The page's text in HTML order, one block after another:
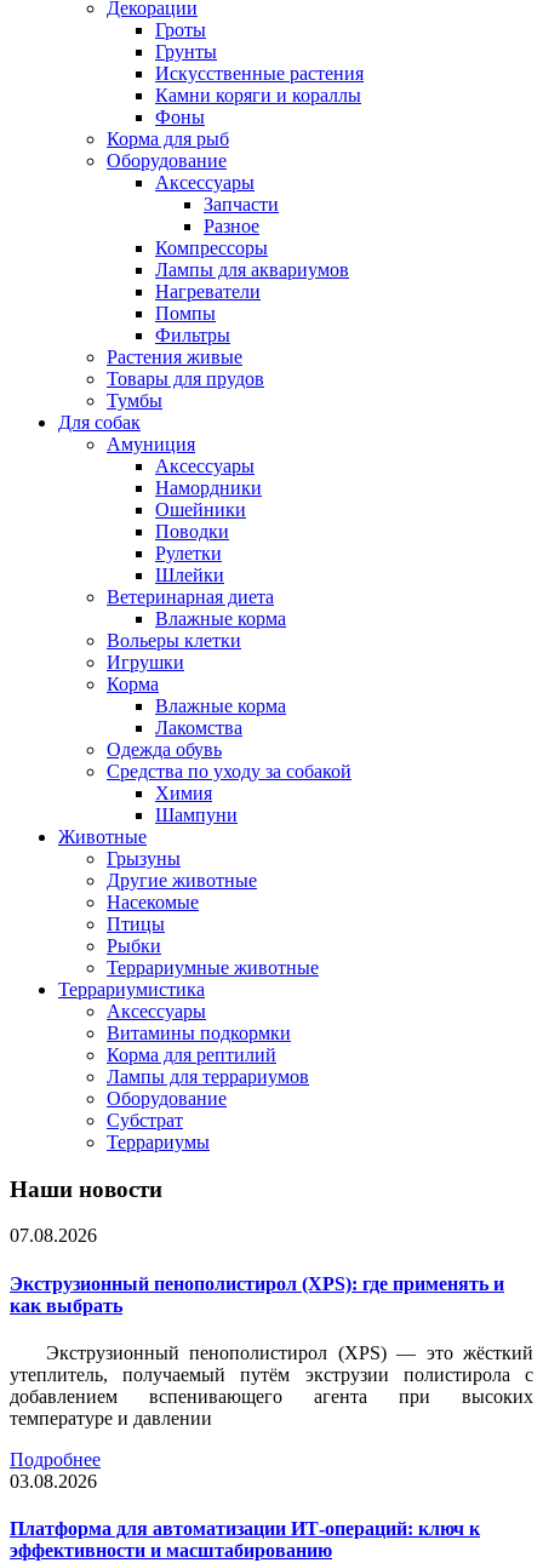
Декорации
Гроты
Грунты
Искусственные растения
Камни коряги и кораллы
Фоны
Корма для рыб
Оборудование
Аксессуары
Запчасти
Разное
Компрессоры
Лампы для аквариумов
Нагреватели
Помпы
Фильтры
Растения живые
Товары для прудов
Тумбы
Для собак
Амуниция
Аксессуары
Намордники
Ошейники
Поводки
Рулетки
Шлейки
Ветеринарная диета
Влажные корма
Вольеры клетки
Игрушки
Корма
Влажные корма
Лакомства
Одежда обувь
Средства по уходу за собакой
Химия
Шампуни
Животные
Грызуны
Другие животные
Насекомые
Птицы
Рыбки
Террариумные животные
Террариумистика
Аксессуары
Витамины подкормки
Корма для рептилий
Лампы для террариумов
Оборудование
Субстрат
Террариумы
Наши новости
07.08.2026
Экструзионный пенополистирол (XPS): где применять и
как выбрать
Экструзионный пенополистирол (XPS) — это жёсткий
утеплитель, получаемый путём экструзии полистирола с
добавлением вспенивающего агента при высоких
температуре и давлении
Подробнее
03.08.2026
Платформа для автоматизации ИТ-операций: ключ к
эффективности и масштабированию